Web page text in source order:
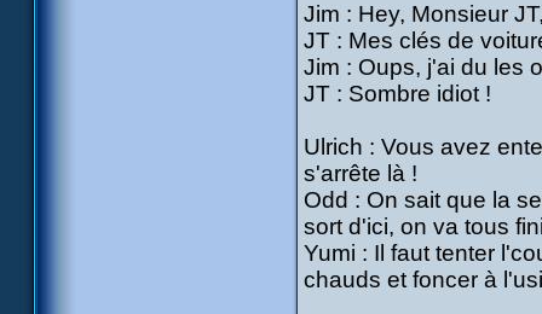
Jim : Hey, Monsieur
JT : Mes clés de
Jim : Oups, j'ai du les
JT : Sombre idiot !
Ulrich : Vous avez
s'arrête là !
Odd : On sait que la
sort d'ici, on va tous
Yumi : Il faut tenter
chauds et foncer à